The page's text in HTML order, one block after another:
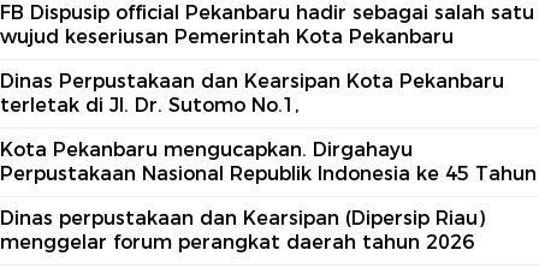
FB Dispusip official Pekanbaru hadir sebagai salah satu
wujud keseriusan Pemerintah Kota Pekanbaru
Dinas Perpustakaan dan Kearsipan Kota Pekanbaru
terletak di Jl. Dr. Sutomo No.1,
Kota Pekanbaru mengucapkan. Dirgahayu
Perpustakaan Nasional Republik Indonesia ke 45 Tahun
Dinas perpustakaan dan Kearsipan (Dipersip Riau)
menggelar forum perangkat daerah tahun 2026